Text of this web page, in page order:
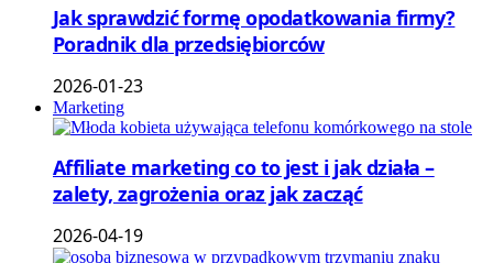
Jak sprawdzić formę opodatkowania firmy?
Poradnik dla przedsiębiorców
2026-01-23
Marketing
Affiliate marketing co to jest i jak działa –
zalety, zagrożenia oraz jak zacząć
2026-04-19